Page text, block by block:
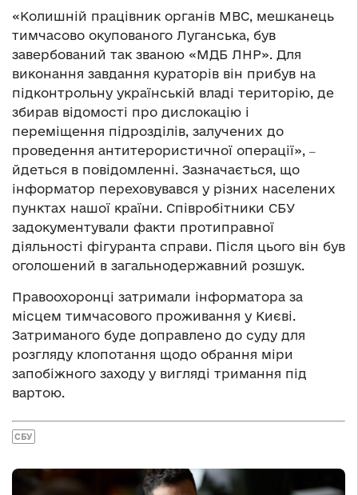
«Колишній працівник органів МВС, мешканець
тимчасово окупованого Луганська, був
завербований так званою «МДБ ЛНР». Для
виконання завдання кураторів він прибув на
підконтрольну українській владі територію, де
збирав відомості про дислокацію і
переміщення підрозділів, залучених до
проведення антитерористичної операції», ‒
йдеться в повідомленні. Зазначається, що
інформатор переховувався у різних населених
пунктах нашої країни. Співробітники СБУ
задокументували факти протиправної
діяльності фігуранта справи. Після цього він був
оголошений в загальнодержавний розшук.
Правоохоронці затримали інформатора за
місцем тимчасового проживання у Києві.
Затриманого буде доправлено до суду для
розгляду клопотання щодо обрання міри
запобіжного заходу у вигляді тримання під
вартою.
СБУ